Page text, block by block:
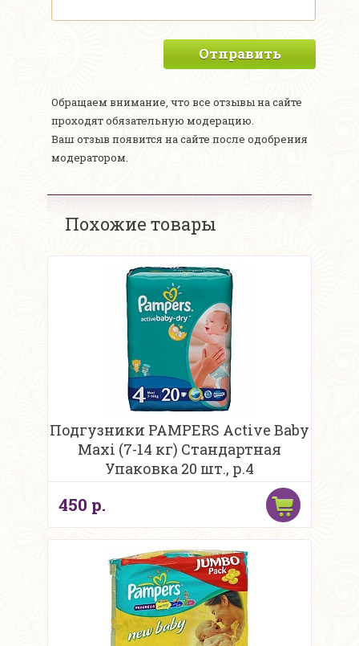
Отправить
Обращаем внимание, что все отзывы на сайте
проходят обязательную модерацию.
Ваш отзыв появится на сайте после одобрения
модератором.
Похожие товары
Подгузники PAMPERS Active Baby
Maxi (7-14 кг) Стандартная
Упаковка 20 шт., р.4
450 р.